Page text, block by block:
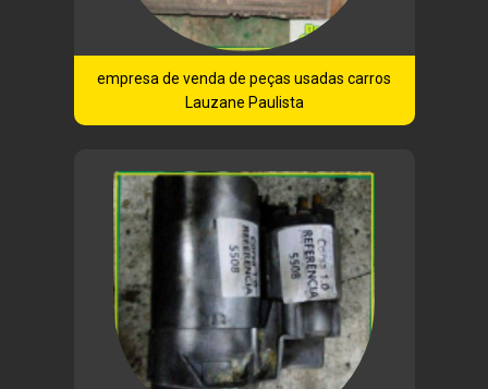
empresa de venda de peças usadas carros
Lauzane Paulista